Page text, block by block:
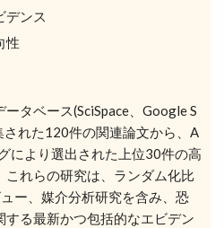
デンス
性
タベース(SciSpace、Google S
れた120件の関連論文から、A
により選出された上位30件の高
れらの研究は、ランダム化比
ー、媒介分析研究を含み、恐
る最新かつ包括的なエビデン